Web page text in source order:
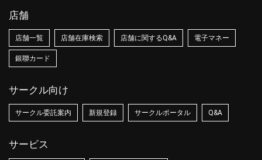
店舗
店舗一覧 店舗在庫検索 店舗に関するQ&A 電子マネー
銀聯カード
サークル向け
サークル委託案内 新規登録 サークルポータル Q&A
サービス